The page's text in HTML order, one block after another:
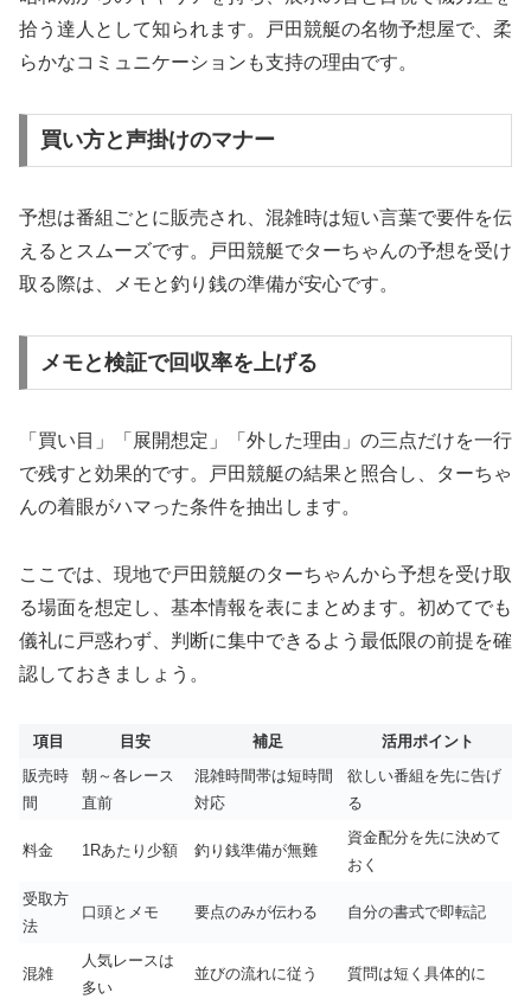
拾う達人として知られます。戸田競艇の名物予想屋で、柔
らかなコミュニケーションも支持の理由です。
買い方と声掛けのマナー
予想は番組ごとに販売され、混雑時は短い言葉で要件を伝
えるとスムーズです。戸田競艇でターちゃんの予想を受け
取る際は、メモと釣り銭の準備が安心です。
メモと検証で回収率を上げる
「買い目」「展開想定」「外した理由」の三点だけを一行
で残すと効果的です。戸田競艇の結果と照合し、ターちゃ
んの着眼がハマった条件を抽出します。
ここでは、現地で戸田競艇のターちゃんから予想を受け取
る場面を想定し、基本情報を表にまとめます。初めてでも
儀礼に戸惑わず、判断に集中できるよう最低限の前提を確
認しておきましょう。
項目 目安 補足
活用ポイント
販売時
間
朝～各レース
直前
混雑時間帯は短時間
対応
欲しい番組を先に告げ
る
料金 1Rあたり少額 釣り銭準備が無難
資金配分を先に決めて
おく
受取方
法
口頭とメモ 要点のみが伝わる 自分の書式で即転記
混雑
人気レースは
多い
並びの流れに従う 質問は短く具体的に